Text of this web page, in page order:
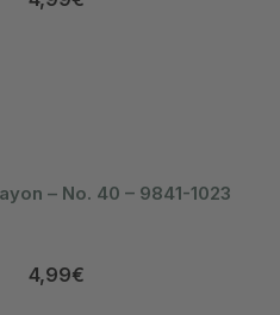
– No. 40 – 9841-1023
4,99€